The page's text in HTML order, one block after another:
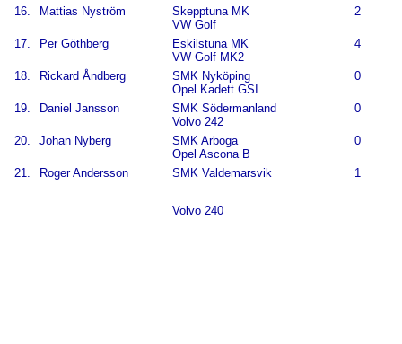
16. Mattias Nyström
Skepptuna MK
VW Golf
2
17. Per Göthberg
Eskilstuna MK
VW Golf MK2
4
18. Rickard Åndberg
SMK Nyköping
Opel Kadett GSI
0
19. Daniel Jansson
SMK Södermanland
Volvo 242
0
20. Johan Nyberg
SMK Arboga
Opel Ascona B
0
21. Roger Andersson SMK Valdemarsvik
Volvo 240
1